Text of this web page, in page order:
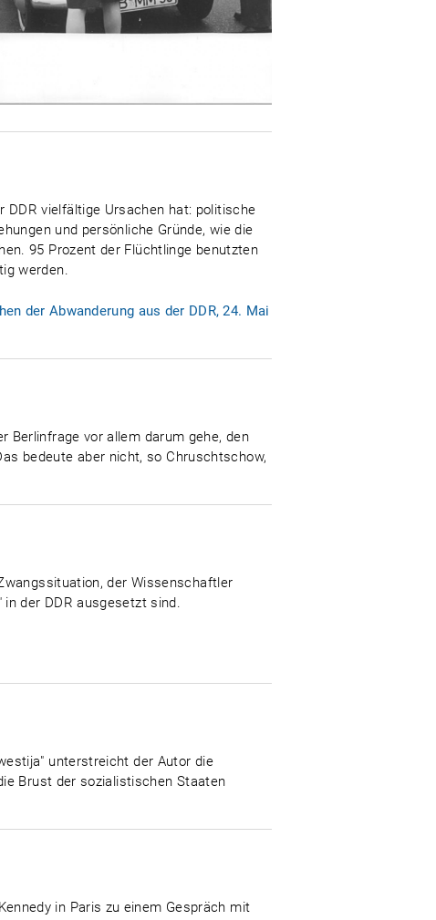
DDR vielfältige Ursachen hat: politische
und persönliche Gründe, wie die
95 Prozent der Flüchtlinge benutzten
werden.
der Abwanderung aus der DDR, 24. Mai
Berlinfrage vor allem darum gehe, den
bedeute aber nicht, so Chruschtschow,
der Wissenschaftler
der DDR ausgesetzt sind.
unterstreicht der Autor die
Brust der sozialistischen Staaten
in Paris zu einem Gespräch mit